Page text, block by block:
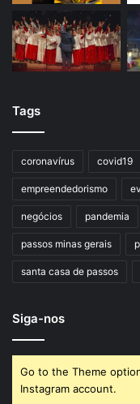
Tags
coronavírus covid19
empreendedorismo
negócios pandemia
passos minas gerais
santa casa de passos
Siga-nos
Go to the Theme
Instagram account.